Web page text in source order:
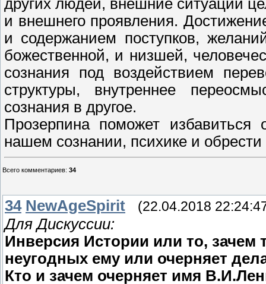
других людей, внешние ситуации
и внешнего проявления.
и содержанием поступков,
божественной, и низшей,
сознания под воздействием
структуры, внутреннее
сознания в другое.
Прозерпина поможет избавиться
нашем сознании, психике и
Всего комментариев: 34
34 NewAgeSpirit (22.04.2018
Для Дискуссии:
Инверсия Истории или то, зачем
неугодных ему или очерняет
Кто и зачем очерняет имя